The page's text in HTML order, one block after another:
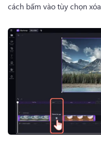
cách bấm vào tùy chọn